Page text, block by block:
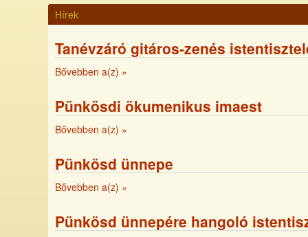
Hírek
Tanévzáró gitáros-zenés
Bővebben a(z) »
Pünkösdi ökumenikus imaest
Bővebben a(z) »
Pünkösd ünnepe
Bővebben a(z) »
Pünkösd ünnepére hangoló